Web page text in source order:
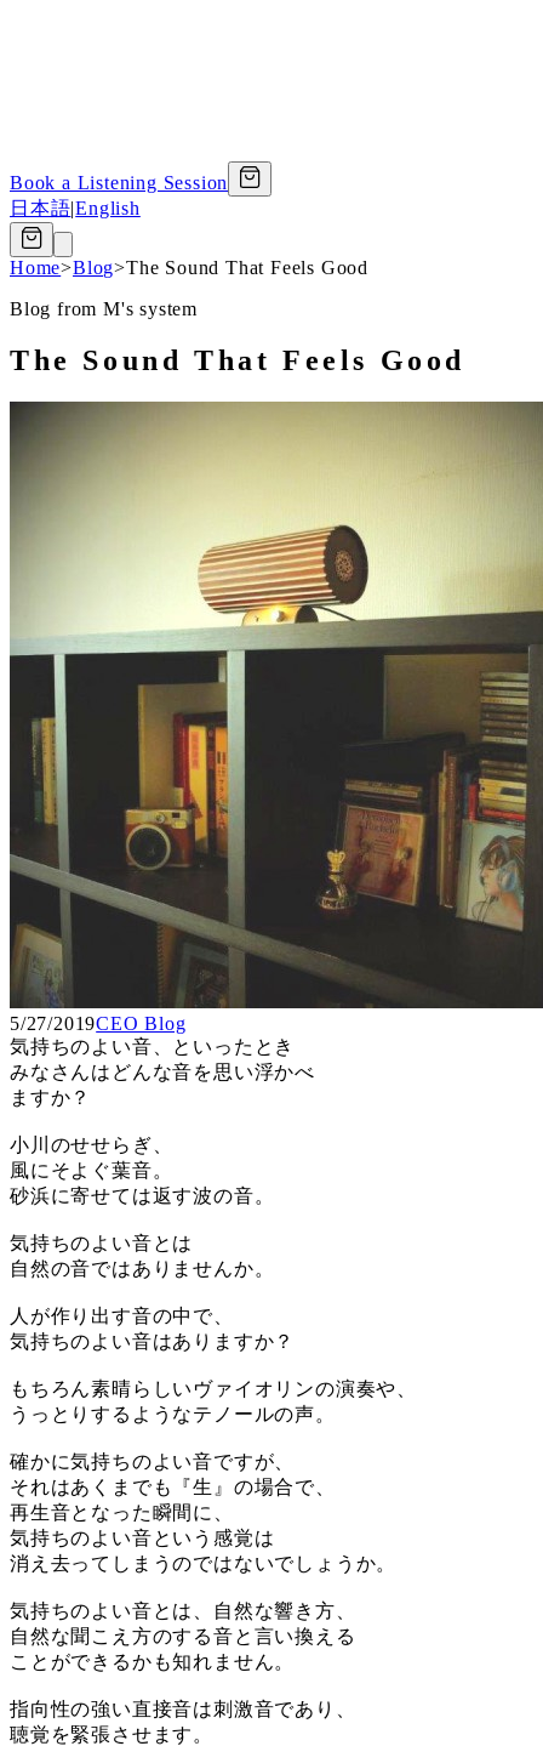
Book a Listening Session
日本語|English
Home>Blog>The Sound That Feels Good
Blog from M's system
The Sound That Feels Good
5/27/2019CEO Blog
気持ちのよい音、といったとき
みなさんはどんな音を思い浮かべ
ますか？
小川のせせらぎ、
風にそよぐ葉音。
砂浜に寄せては返す波の音。
気持ちのよい音とは
自然の音ではありませんか。
人が作り出す音の中で、
気持ちのよい音はありますか？
もちろん素晴らしいヴァイオリンの演奏や、
うっとりするようなテノールの声。
確かに気持ちのよい音ですが、
それはあくまでも『生』の場合で、
再生音となった瞬間に、
気持ちのよい音という感覚は
消え去ってしまうのではないでしょうか。
気持ちのよい音とは、自然な響き方、
自然な聞こえ方のする音と言い換える
ことができるかも知れません。
指向性の強い直接音は刺激音であり、
聴覚を緊張させます。